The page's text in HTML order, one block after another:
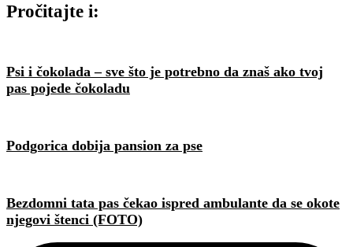
Pročitajte i:
Psi i čokolada – sve što je potrebno da znaš ako tvoj
pas pojede čokoladu
Podgorica dobija pansion za pse
Bezdomni tata pas čekao ispred ambulante da se okote
njegovi štenci (FOTO)